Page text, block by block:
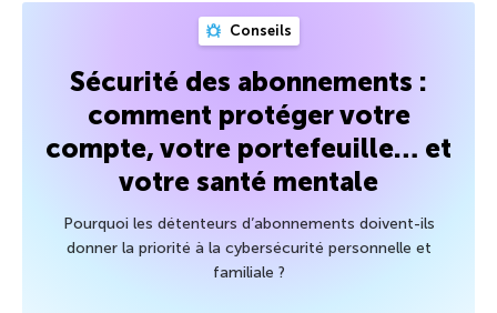
Conseils
Sécurité des abonnements :
comment protéger votre
compte, votre portefeuille… et
votre santé mentale
Pourquoi les détenteurs d’abonnements doivent-ils
donner la priorité à la cybersécurité personnelle et
familiale ?